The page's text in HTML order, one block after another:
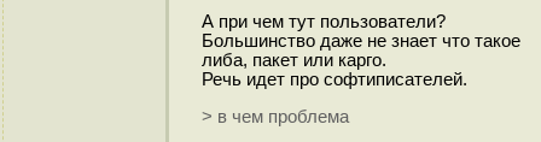
А при чем тут пользователи?
Большинство даже не знает что такое
либа, пакет или карго.
Речь идет про софтиписателей.
> в чем проблема